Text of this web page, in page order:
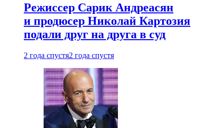
Режиссер Сарик Андреасян
и продюсер Николай Картозия
подали друг на друга в суд
2 года спустя2 года спустя